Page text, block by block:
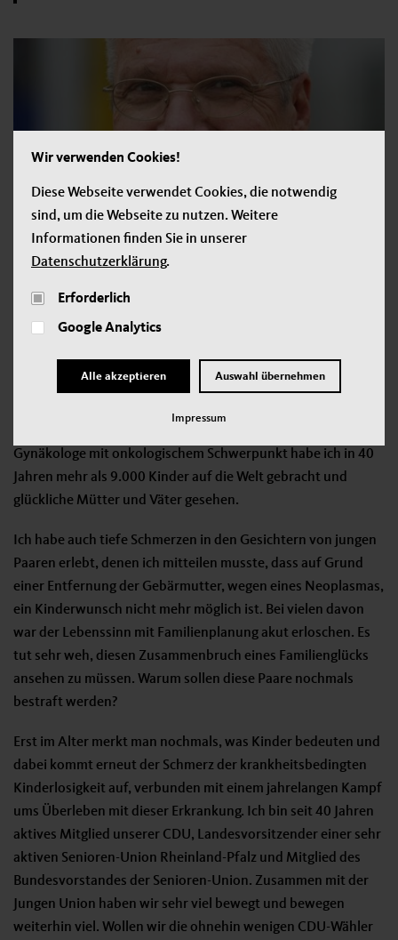
persönlichen, ökonomischen oder lebensplanerischen
Gründen keine Kinder wollen. Eine Entscheidung, die jedem
selbst überlassen sein sollte. Doch diese Lebensentwürfe
Gynäkologe mit onkologischem Schwerpunkt habe ich in 40
Jahren mehr als 9.000 Kinder auf die Welt gebracht und
glückliche Mütter und Väter gesehen.
Ich habe auch tiefe Schmerzen in den Gesichtern von jungen
Paaren erlebt, denen ich mitteilen musste, dass auf Grund
einer Entfernung der Gebärmutter, wegen eines Neoplasmas,
ein Kinderwunsch nicht mehr möglich ist. Bei vielen davon
war der Lebenssinn mit Familienplanung akut erloschen. Es
tut sehr weh, diesen Zusammenbruch eines Familienglücks
ansehen zu müssen. Warum sollen diese Paare nochmals
bestraft werden?
Erst im Alter merkt man nochmals, was Kinder bedeuten und
dabei kommt erneut der Schmerz der krankheitsbedingten
Kinderlosigkeit auf, verbunden mit einem jahrelangen Kampf
ums Überleben mit dieser Erkrankung. Ich bin seit 40 Jahren
aktives Mitglied unserer CDU, Landesvorsitzender einer sehr
aktiven Senioren-Union Rheinland-Pfalz und Mitglied des
Bundesvorstandes der Senioren-Union. Zusammen mit der
Jungen Union haben wir sehr viel bewegt und bewegen
weiterhin viel. Wollen wir die ohnehin wenigen CDU-Wähler
Wir verwenden Cookies!
Diese Webseite verwendet Cookies, die notwendig
sind, um die Webseite zu nutzen. Weitere
Informationen finden Sie in unserer
Datenschutzerklärung.
Erforderlich
Google Analytics
Alle akzeptieren Auswahl übernehmen
Impressum